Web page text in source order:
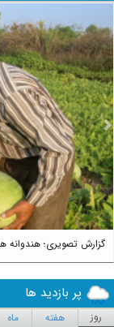
گزارش تصویری؛ هندوانه
Next
پر بازدید ها
روز هفته ماه